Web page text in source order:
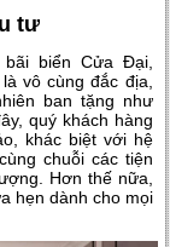
tư
biển Cửa Đại,
vô cùng đắc địa,
ban tặng như
quý khách hàng
khác biệt với hệ
chuỗi các tiện
Hơn thế nữa,
hẹn dành cho mọi